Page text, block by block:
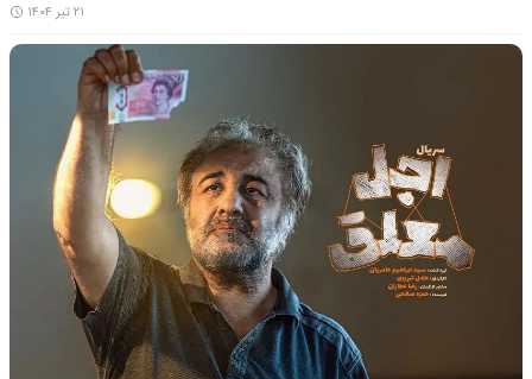
۲۱ تیر ۱۴۰۴